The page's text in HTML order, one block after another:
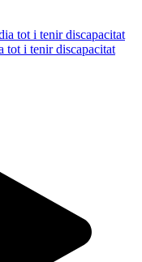
tot i tenir discapacitat